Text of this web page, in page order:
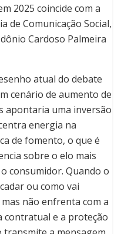
2025 coincide com a
de Comunicação Social,
Cardoso Palmeira
atual do debate
cenário de aumento de
apontaria uma inversão
energia na
de fomento, o que é
sobre o elo mais
consumidor. Quando o
ou como vai
não enfrenta com a
contratual e a proteção